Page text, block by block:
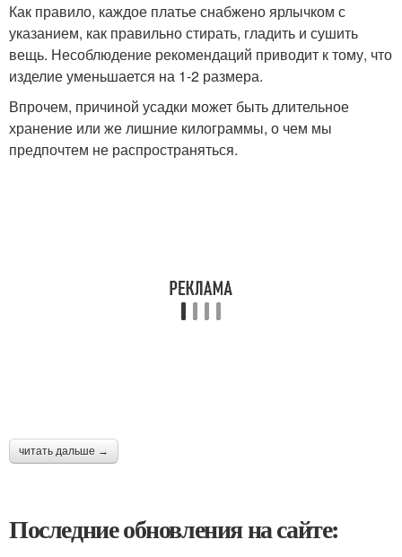
Как правило, каждое платье снабжено ярлычком с
указанием, как правильно стирать, гладить и сушить
вещь. Несоблюдение рекомендаций приводит к тому, что
изделие уменьшается на 1-2 размера.
Впрочем, причиной усадки может быть длительное
хранение или же лишние килограммы, о чем мы
предпочтем не распространяться.
читать дальше →
Последние обновления на сайте: